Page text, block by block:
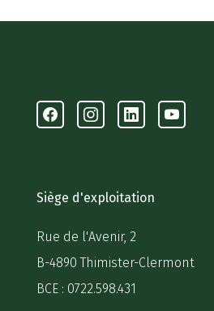
FacebookInstagramLinkedinYoutube
Siège d'exploitation
Rue de l'Avenir, 2
B-4890 Thimister-Clermont
BCE : 0722.598.431